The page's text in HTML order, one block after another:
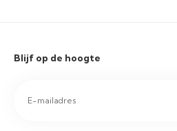
Blijf op de hoogte